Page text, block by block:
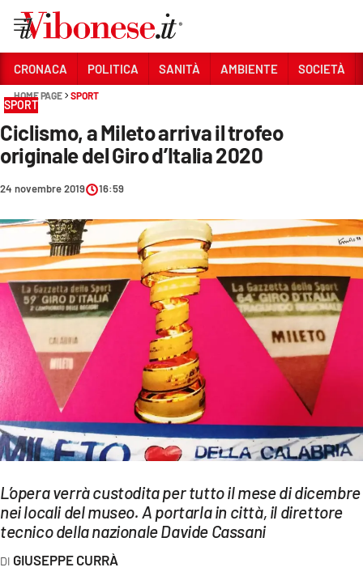
Sezioni
CRONACA
POLITICA
SANITÀ
AMBIENTE
SOCIETÀ
CULTURA
ECONOMIA E LAVORO
EVENTI
SPORT
Streaming
LAC NETWORK
CRONACA POLITICA SANITÀ AMBIENTE SOCIETÀ
HOME PAGE SPORT
SPORT
Ciclismo, a Mileto arriva il trofeo
originale del Giro d’Italia 2020
24 novembre 2019 16:59
L’opera verrà custodita per tutto il mese di dicembre
nei locali del museo. A portarla in città, il direttore
tecnico della nazionale Davide Cassani
GIUSEPPE CURRÀ